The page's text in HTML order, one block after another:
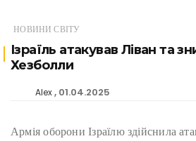
НОВИНИ СВІТУ
Ізраїль атакував Ліван та
Хезболли
Alex 01.04.2025
Армія оборони Ізраїлю здійснила